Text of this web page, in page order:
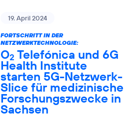
19. April 2024
FORTSCHRITT IN DER
NETZWERKTECHNOLOGIE:
O2 Telefónica und 6G
Health Institute
starten 5G-Netzwerk-
Slice für medizinische
Forschungszwecke in
Sachsen